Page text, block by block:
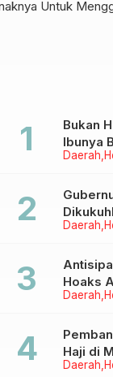
Daerah
Bukan
Ibunya
Juga
Daerah
Daerah
Hoaks
Sulbar
Daerah
Haji di
dan